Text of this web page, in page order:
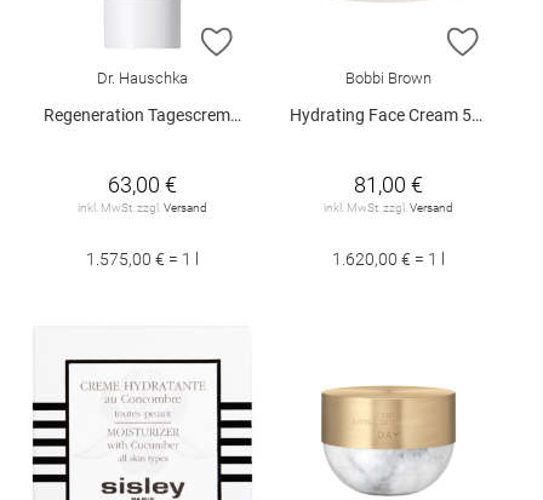
ZUR WUNSCHLISTE HINZUFÜGEN
Dr. Hauschka
Regeneration Tagescreme Intensive 40 ml
63,00 €
inkl. MwSt. zzgl.Versand
1.575,00 € = 1 l
ZUR
Bobbi Brown
Hydrating Face Cream 50 ml
81,00 €
inkl. MwSt. zzgl.Versand
1.620,00 € = 1 l